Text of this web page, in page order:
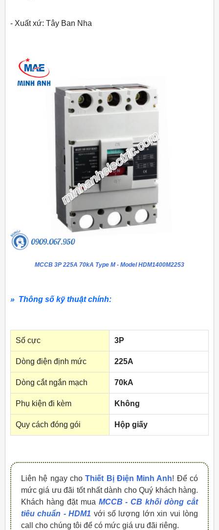
- Xuất xứ: Tây Ban Nha
MCCB 3P 225A 70kA Type M - Model HDM1400M2253
» Thông số kỹ thuật chính:
Số cực 3P
Dòng điện định mức 225A
Dòng cắt ngắn mạch 70kA
Phụ kiện đi kèm Không
Quy cách đóng gói Hộp giấy
Liên hệ ngay choThiết Bị Điện Minh Anh! Để có
mức giá ưu đãi tốt nhất dành cho Quý khách hàng.
Khách hàng đặt mua MCCB - CB khối dòng cắt
tiêu chuẩn - HDM1 với số lượng lớn xin vui lòng
call cho chúng tôi để có mức giá ưu đãi riêng.